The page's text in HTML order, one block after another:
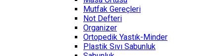
Mutfak Gereçleri
Not Defteri
Organizer
Ortopedik Yastık-Minder
Plastik Sıvı Sabunluk